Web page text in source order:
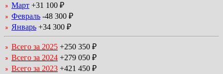
Март +31 100 ₽
Февраль -48 300 ₽
Январь +34 300 ₽
Всего за 2025 +250 350 ₽
Всего за 2024 +279 050 ₽
Всего за 2023 +421 450 ₽